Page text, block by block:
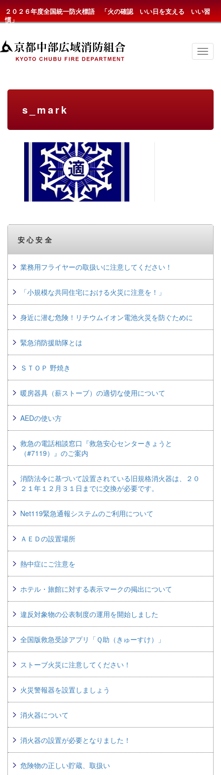
２０２６年度全国統一防火標語 「火の確認 いい日を支える いい習
慣」
京
都
s_mark
安心安全
業務用フライヤーの取扱いに注意してください！
「小規模な共同住宅における火災に注意を！」
身近に潜む危険！リチウムイオン電池火災を防ぐために
緊急消防援助隊とは
ＳＴＯＰ 野焼き
暖房器具（薪ストーブ）の適切な使用について
AEDの使い方
救急の電話相談窓口『救急安心センターきょうと
（#7119）』のご案内
消防法令に基づいて設置されている旧規格消火器は、２０
２１年１２月３１日までに交換が必要です。
Net119緊急通報システムのご利用について
ＡＥＤの設置場所
熱中症にご注意を
ホテル・旅館に対する表示マークの掲出について
違反対象物の公表制度の運用を開始しました
全国版救急受診アプリ「Ｑ助（きゅーすけ）」
ストーブ火災に注意してください！
火災警報器を設置しましょう
消火器について
消火器の設置が必要となりました！
危険物の正しい貯蔵、取扱い